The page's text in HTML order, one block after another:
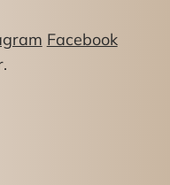
van 2
parkeergarage
Facebook